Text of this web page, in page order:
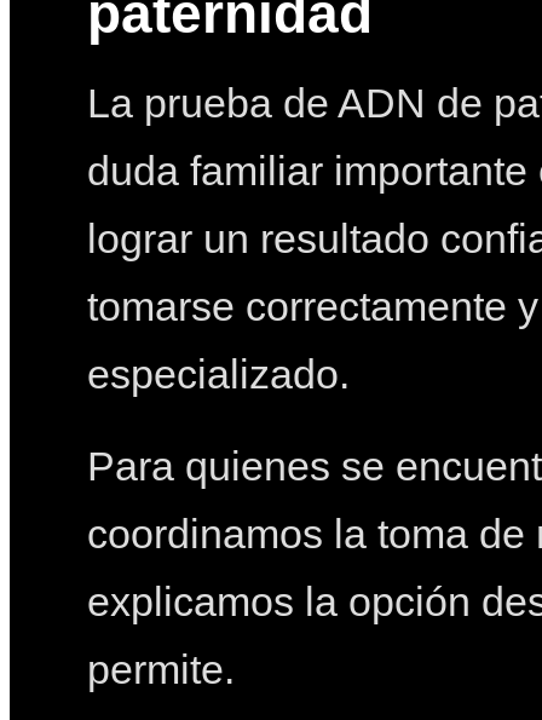
paternidad
La prueba de ADN de
duda familiar
lograr un resultado
tomarse correctamente
especializado.
Para quienes se
coordinamos la toma
explicamos la opción
permite.